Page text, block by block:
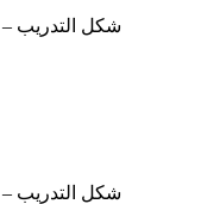
شكل التدريب –
شكل التدريب –